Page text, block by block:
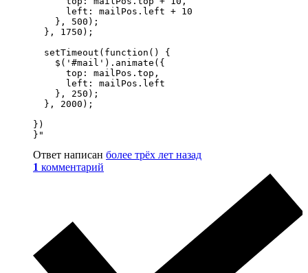
      left: mailPos.left + 10
    }, 500);
  }, 1750);
  setTimeout(function() {
    $('#mail').animate({
      top: mailPos.top,
      left: mailPos.left
    }, 250);
  }, 2000);
})
}"
Ответ написан более трёх лет назад
1 комментарий